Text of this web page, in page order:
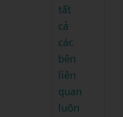
tất
cả
các
bên
liên
quan
luôn